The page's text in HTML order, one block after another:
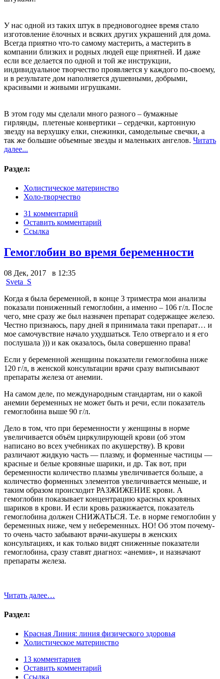
У нас одной из таких штук в предновогоднее время стало
изготовление ёлочных и всяких других украшений для дома.
Всегда приятно что-то самому мастерить, а мастерить в
компании близких и родных людей еще приятней. И даже
если все делается по одной и той же инструкции,
индивидуальное творчество проявляется у каждого по-своему,
и в результате дом наполняется душевными, добрыми,
красивыми и живыми игрушками.
В этом году мы сделали много разного – бумажные
гирлянды, плетеные конвертики – сердечки, картонную
звезду на верхушку елки, снежинки, самодельные свечки, а
так же большие объемные звезды и маленьких ангелов. Читать
далее...
Раздел:
Холистическое материнство
Холо-творчество
31 комментарий
Оставить комментарий
Ссылка
Гемоглобин во время беременности
08 Дек, 2017 в 12:35
Sveta_S
Когда я была беременной, в конце 3 триместра мои анализы
показали пониженный гемоглобин, а именно – 106 г/л. После
чего, мне сразу же был назначен препарат содержащее железо.
Честно признаюсь, пару дней я принимала таки препарат… и
мое самочувствие начало ухудшаться. Тело отвергало и я его
послушала ))) и как оказалось, была совершенно права!
Если у беременной женщины показатели гемоглобина ниже
120 г/л, в женской консультации врачи сразу выписывают
препараты железа от анемии.
На самом деле, по международным стандартам, ни о какой
анемии беременных не может быть и речи, если показатель
гемоглобина выше 90 г/л.
Дело в том, что при беременности у женщины в норме
увеличивается объём циркулирующей крови (об этом
написано во всех учебниках по акушерству). В крови
различают жидкую часть — плазму, и форменные частицы —
красные и белые кровяные шарики, и др. Так вот, при
беременности количество плазмы увеличивается больше, а
количество форменных элементов увеличивается меньше, и
таким образом происходит РАЗЖИЖЕНИЕ крови. А
гемоглобин показывает концентрацию красных кровяных
шариков в крови. И если кровь разжижается, показатель
гемоглобина должен СНИЖАТЬСЯ. Т.е. в норме гемоглобин у
беременных ниже, чем у небеременных. НО! Об этом почему-
то очень часто забывают врачи-акушеры в женских
консультациях, и как только видят сниженные показатели
гемоглобина, сразу ставят диагноз: «анемия», и назначают
препараты железа.
Читать далее…
Раздел:
Красная Линия: линия физического здоровья
Холистическое материнство
13 комментариев
Оставить комментарий
Ссылка